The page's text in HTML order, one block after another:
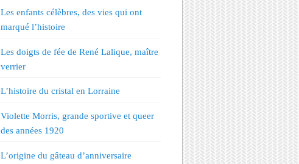
Les enfants célèbres, des vies qui ont
marqué l’histoire
Les doigts de fée de René Lalique, maître
verrier
L’histoire du cristal en Lorraine
Violette Morris, grande sportive et queer
des années 1920
L’origine du gâteau d’anniversaire